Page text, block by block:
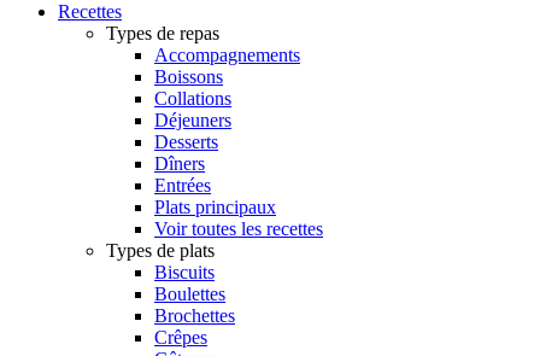
Recettes
Types de repas
Accompagnements
Boissons
Collations
Déjeuners
Desserts
Dîners
Entrées
Plats principaux
Voir toutes les recettes
Types de plats
Biscuits
Boulettes
Brochettes
Crêpes